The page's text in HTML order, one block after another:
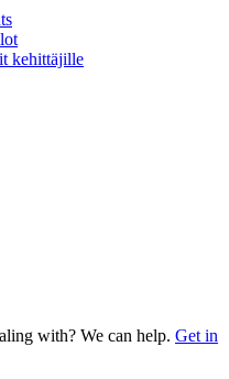
kehittäjille
with? We can help. Get in